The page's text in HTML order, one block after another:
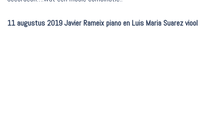
11 augustus 2019 Javier Rameix piano en Luis Maria Suarez viool